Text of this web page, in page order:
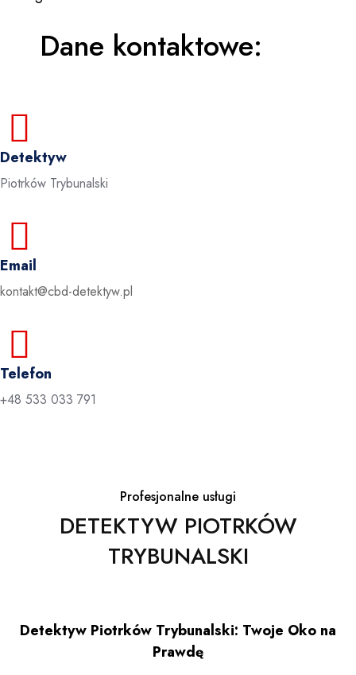
Dane kontaktowe:
Detektyw
Piotrków Trybunalski
Email
kontakt@cbd-detektyw.pl
Telefon
+48 533 033 791
Profesjonalne usługi
DETEKTYW PIOTRKÓW
TRYBUNALSKI
Detektyw Piotrków Trybunalski: Twoje Oko na
Prawdę